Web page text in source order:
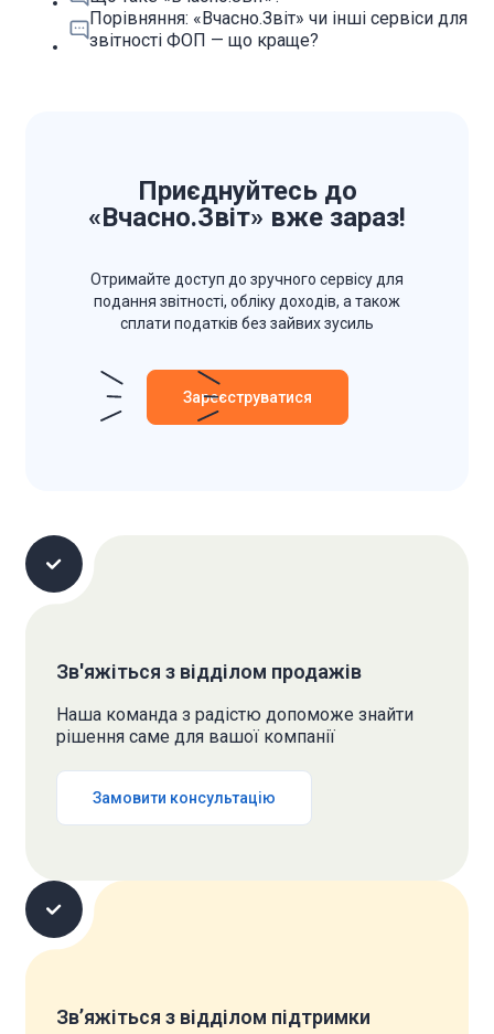
Порівняння: «Вчасно.Звіт» чи інші сервіси для
звітності ФОП — що краще?
Приєднуйтесь до
«Вчасно.Звіт» вже зараз!
Отримайте доступ до зручного сервісу для
подання звітності, обліку доходів, а також
сплати податків без зайвих зусиль
Зареєструватися
Зв'яжіться з відділом продажів
Наша команда з радістю допоможе знайти
рішення саме для вашої компанії
Замовити консультацію
Звʼяжіться з відділом підтримки